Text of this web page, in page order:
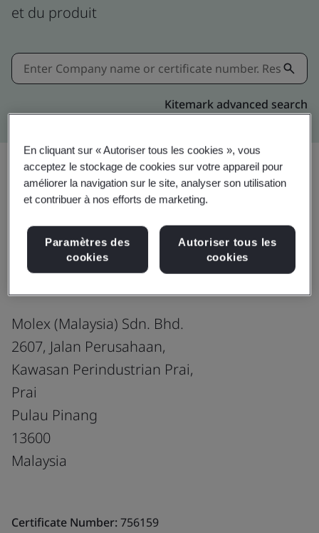
et du produit
Kitemark advanced search
Partager:
IATF 16949:2016
Molex (Malaysia) Sdn. Bhd.
2607, Jalan Perusahaan,
Kawasan Perindustrian Prai,
Prai
Pulau Pinang
13600
Malaysia
Certificate Number:756159
En cliquant sur « Autoriser tous les cookies », vous
acceptez le stockage de cookies sur votre appareil pour
améliorer la navigation sur le site, analyser son utilisation
et contribuer à nos efforts de marketing.
Paramètres des
cookies
Autoriser tous les
cookies